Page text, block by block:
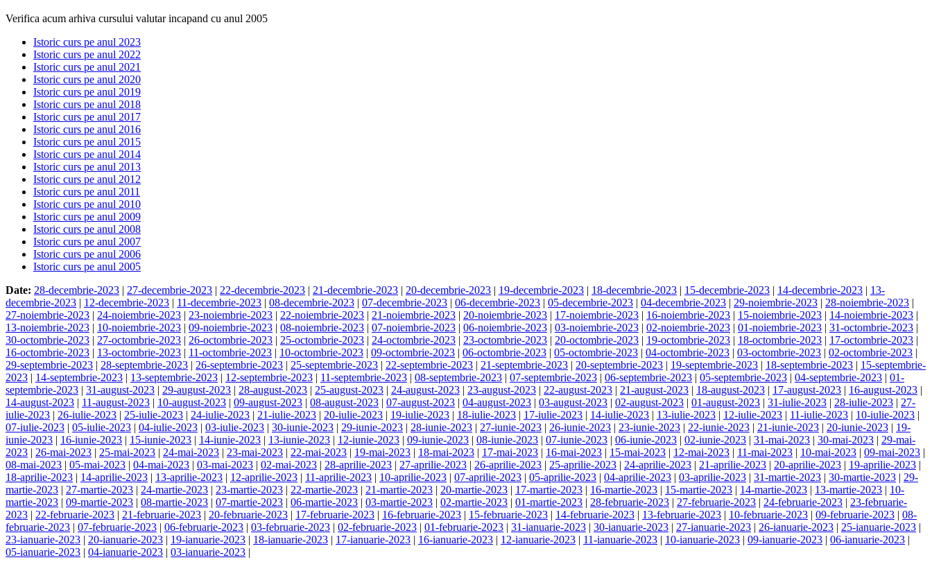
Verifica acum arhiva cursului valutar incapand cu anul 2005
Istoric curs pe anul 2023
Istoric curs pe anul 2022
Istoric curs pe anul 2021
Istoric curs pe anul 2020
Istoric curs pe anul 2019
Istoric curs pe anul 2018
Istoric curs pe anul 2017
Istoric curs pe anul 2016
Istoric curs pe anul 2015
Istoric curs pe anul 2014
Istoric curs pe anul 2013
Istoric curs pe anul 2012
Istoric curs pe anul 2011
Istoric curs pe anul 2010
Istoric curs pe anul 2009
Istoric curs pe anul 2008
Istoric curs pe anul 2007
Istoric curs pe anul 2006
Istoric curs pe anul 2005
Date: 28-decembrie-2023 | 27-decembrie-2023 | 22-decembrie-2023 | 21-decembrie-2023 | 20-decembrie-2023 | 19-decembrie-2023 | 18-decembrie-2023 | 15-decembrie-2023 | 14-decembrie-2023 | 13-
decembrie-2023 | 12-decembrie-2023 | 11-decembrie-2023 | 08-decembrie-2023 | 07-decembrie-2023 | 06-decembrie-2023 | 05-decembrie-2023 | 04-decembrie-2023 | 29-noiembrie-2023 | 28-noiembrie-2023 |
27-noiembrie-2023 | 24-noiembrie-2023 | 23-noiembrie-2023 | 22-noiembrie-2023 | 21-noiembrie-2023 | 20-noiembrie-2023 | 17-noiembrie-2023 | 16-noiembrie-2023 | 15-noiembrie-2023 | 14-noiembrie-2023 |
13-noiembrie-2023 | 10-noiembrie-2023 | 09-noiembrie-2023 | 08-noiembrie-2023 | 07-noiembrie-2023 | 06-noiembrie-2023 | 03-noiembrie-2023 | 02-noiembrie-2023 | 01-noiembrie-2023 | 31-octombrie-2023 |
30-octombrie-2023 | 27-octombrie-2023 | 26-octombrie-2023 | 25-octombrie-2023 | 24-octombrie-2023 | 23-octombrie-2023 | 20-octombrie-2023 | 19-octombrie-2023 | 18-octombrie-2023 | 17-octombrie-2023 |
16-octombrie-2023 | 13-octombrie-2023 | 11-octombrie-2023 | 10-octombrie-2023 | 09-octombrie-2023 | 06-octombrie-2023 | 05-octombrie-2023 | 04-octombrie-2023 | 03-octombrie-2023 | 02-octombrie-2023 |
29-septembrie-2023 | 28-septembrie-2023 | 26-septembrie-2023 | 25-septembrie-2023 | 22-septembrie-2023 | 21-septembrie-2023 | 20-septembrie-2023 | 19-septembrie-2023 | 18-septembrie-2023 | 15-septembrie-
2023 | 14-septembrie-2023 | 13-septembrie-2023 | 12-septembrie-2023 | 11-septembrie-2023 | 08-septembrie-2023 | 07-septembrie-2023 | 06-septembrie-2023 | 05-septembrie-2023 | 04-septembrie-2023 | 01-
septembrie-2023 | 31-august-2023 | 29-august-2023 | 28-august-2023 | 25-august-2023 | 24-august-2023 | 23-august-2023 | 22-august-2023 | 21-august-2023 | 18-august-2023 | 17-august-2023 | 16-august-2023 |
14-august-2023 | 11-august-2023 | 10-august-2023 | 09-august-2023 | 08-august-2023 | 07-august-2023 | 04-august-2023 | 03-august-2023 | 02-august-2023 | 01-august-2023 | 31-iulie-2023 | 28-iulie-2023 | 27-
iulie-2023 | 26-iulie-2023 | 25-iulie-2023 | 24-iulie-2023 | 21-iulie-2023 | 20-iulie-2023 | 19-iulie-2023 | 18-iulie-2023 | 17-iulie-2023 | 14-iulie-2023 | 13-iulie-2023 | 12-iulie-2023 | 11-iulie-2023 | 10-iulie-2023 |
07-iulie-2023 | 05-iulie-2023 | 04-iulie-2023 | 03-iulie-2023 | 30-iunie-2023 | 29-iunie-2023 | 28-iunie-2023 | 27-iunie-2023 | 26-iunie-2023 | 23-iunie-2023 | 22-iunie-2023 | 21-iunie-2023 | 20-iunie-2023 | 19-
iunie-2023 | 16-iunie-2023 | 15-iunie-2023 | 14-iunie-2023 | 13-iunie-2023 | 12-iunie-2023 | 09-iunie-2023 | 08-iunie-2023 | 07-iunie-2023 | 06-iunie-2023 | 02-iunie-2023 | 31-mai-2023 | 30-mai-2023 | 29-mai-
2023 | 26-mai-2023 | 25-mai-2023 | 24-mai-2023 | 23-mai-2023 | 22-mai-2023 | 19-mai-2023 | 18-mai-2023 | 17-mai-2023 | 16-mai-2023 | 15-mai-2023 | 12-mai-2023 | 11-mai-2023 | 10-mai-2023 | 09-mai-2023 |
08-mai-2023 | 05-mai-2023 | 04-mai-2023 | 03-mai-2023 | 02-mai-2023 | 28-aprilie-2023 | 27-aprilie-2023 | 26-aprilie-2023 | 25-aprilie-2023 | 24-aprilie-2023 | 21-aprilie-2023 | 20-aprilie-2023 | 19-aprilie-2023 |
18-aprilie-2023 | 14-aprilie-2023 | 13-aprilie-2023 | 12-aprilie-2023 | 11-aprilie-2023 | 10-aprilie-2023 | 07-aprilie-2023 | 05-aprilie-2023 | 04-aprilie-2023 | 03-aprilie-2023 | 31-martie-2023 | 30-martie-2023 | 29-
martie-2023 | 27-martie-2023 | 24-martie-2023 | 23-martie-2023 | 22-martie-2023 | 21-martie-2023 | 20-martie-2023 | 17-martie-2023 | 16-martie-2023 | 15-martie-2023 | 14-martie-2023 | 13-martie-2023 | 10-
martie-2023 | 09-martie-2023 | 08-martie-2023 | 07-martie-2023 | 06-martie-2023 | 03-martie-2023 | 02-martie-2023 | 01-martie-2023 | 28-februarie-2023 | 27-februarie-2023 | 24-februarie-2023 | 23-februarie-
2023 | 22-februarie-2023 | 21-februarie-2023 | 20-februarie-2023 | 17-februarie-2023 | 16-februarie-2023 | 15-februarie-2023 | 14-februarie-2023 | 13-februarie-2023 | 10-februarie-2023 | 09-februarie-2023 | 08-
februarie-2023 | 07-februarie-2023 | 06-februarie-2023 | 03-februarie-2023 | 02-februarie-2023 | 01-februarie-2023 | 31-ianuarie-2023 | 30-ianuarie-2023 | 27-ianuarie-2023 | 26-ianuarie-2023 | 25-ianuarie-2023 |
23-ianuarie-2023 | 20-ianuarie-2023 | 19-ianuarie-2023 | 18-ianuarie-2023 | 17-ianuarie-2023 | 16-ianuarie-2023 | 12-ianuarie-2023 | 11-ianuarie-2023 | 10-ianuarie-2023 | 09-ianuarie-2023 | 06-ianuarie-2023 |
05-ianuarie-2023 | 04-ianuarie-2023 | 03-ianuarie-2023 |